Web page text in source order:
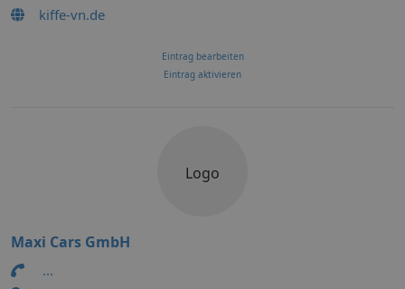
kiffe-vn.de
Eintrag bearbeiten
Eintrag aktivieren
Logo
Maxi Cars GmbH
...